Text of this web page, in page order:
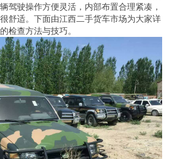
驾驶操作方便灵活，内部布置合理紧凑，
舒适。下面由江西二手货车市场为大家详
检查方法与技巧。